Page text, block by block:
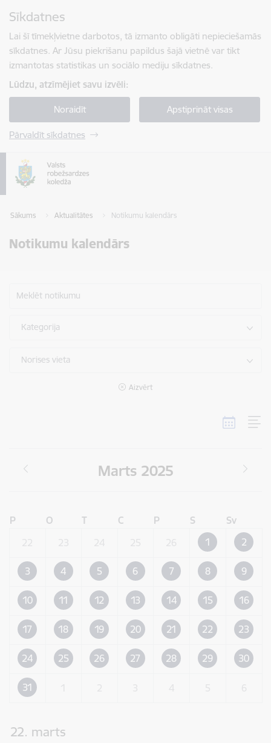
Sīkdatnes
Lai šī tīmekļvietne darbotos, tā izmanto obligāti nepieciešamās
sīkdatnes. Ar Jūsu piekrišanu papildus šajā vietnē var tikt
izmantotas statistikas un sociālo mediju sīkdatnes.
Lūdzu, atzīmējiet savu izvēli:
Noraidīt Apstiprināt visas
Pārvaldīt sīkdatnes
Sākums Aktualitātes Notikumu kalendārs
Notikumu kalendārs
Meklēt notikumu
Kategorija
Norises vieta
Aizvērt
Marts 2025
P O T C P S
Sv
1 2
3 4 5 6 7 8 9
10 11 12 13 14 15 16
17 18 19 20 21 22 23
24 25 26 27 28 29 30
31
22. marts